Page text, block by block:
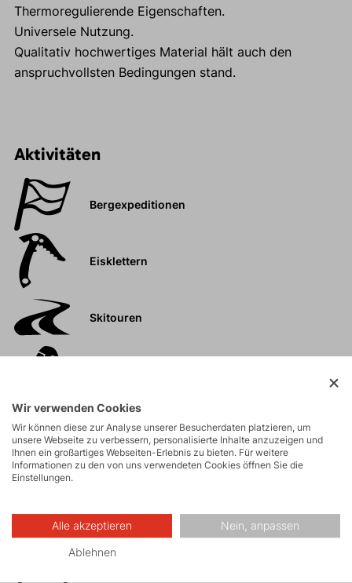
Thermoregulierende Eigenschaften.
Universele Nutzung.
Qualitativ hochwertiges Material hält auch den
anspruchvollsten Bedingungen stand.
Aktivitäten
Bergexpeditionen
Eisklettern
Skitouren
Felsklettern und
Klettersteige
Wir verwenden Cookies
Wir können diese zur Analyse unserer Besucherdaten platzieren, um
unsere Webseite zu verbessern, personalisierte Inhalte anzuzeigen und
Ihnen ein großartiges Webseiten-Erlebnis zu bieten. Für weitere
Informationen zu den von uns verwendeten Cookies öffnen Sie die
Einstellungen.
Alle akzeptieren Nein, anpassen
Ablehnen